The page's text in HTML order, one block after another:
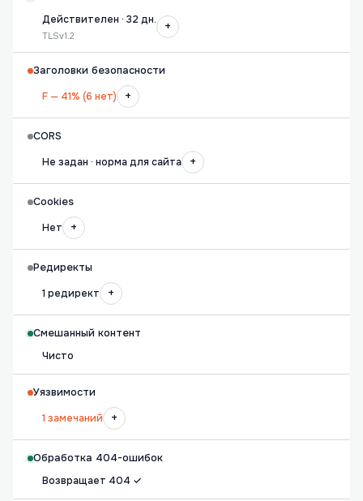
Действителен · 32 дн.
TLSv1.2
+
Заголовки безопасности
F — 41% (6 нет)
+
CORS
Не задан · норма для сайта
+
Cookies
Нет
+
Редиректы
1 редирект
+
Смешанный контент
Чисто
Уязвимости
1 замечаний
+
Обработка 404-ошибок
Возвращает 404 ✓